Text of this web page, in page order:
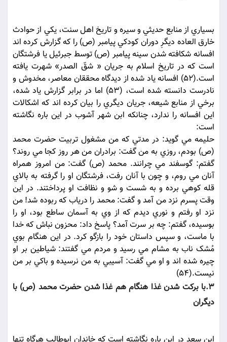
بسياري از منابع حديثي و سيره و تاريخ اهل سنت، يکي از حوادث
خارق العاده ديگرِ دوران کودکي پيامبر (ص) را که گزارش کرده اند
افسانه شکافته شدن سينه پيامبر (ص) توسط جبرئيل يا فرشتگان
است که در تاريخ اسلام به جريان « شقّ الصدر» شهرت يافته
است.(52) افسانه ياد شده از ديدگاه محققان معاصر، مخدوش و
نادرست دانسته شده است، (53) اما در برابر گزارش ياد شده،
برخي از منابع شيعه، جريان ديگري را بيان کرده اند که اشکالات
اين افسانه را ندارد، چنانکه ابن شهر آشوب در اين باره نگاشته
است:
حليمه مي گويد: در مدتي که من مشغول تربيت حضرت محمد
(ص) بودم، روزي به من گفت: برادران من هر روز کجا مي روند؟
گفتم: گوسفند مي چرانند. محمد (ص) گفت: من امروز همراه
آنان مي روم، و چون با آنان رفت، فرشتگان او را گرفته به بالاي
قله کوهي برده و به شست و شو و نظافت او پرداختند. در اين
وقت پسرم نزد من آمد و گفت: محمد را درياب که ربوده شد! من
نزد او رفتم و نوري ديدم که از وي به آسمان ساطع بود، او را
بوسيده، گفتم: چه بر سرت آمد؟ پاسخ داد: محزون نباش که خدا
با ماست، و سپس داستان خود را بازگو کرد. در اين هنگام بوي
مُشک ناب به مشام مي رسيد و مردم مي گفتند: شياطين بر او
چيره شده اند و او مي گفت: آسيبي به من نرسيده و باکي بر من
نيست.(54)
3.با برکت شدن غذا هنگام هم غذا شدن حضرت محمد (ص) با
ديگران